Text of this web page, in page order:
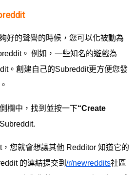
好的聲譽的時候，您可以化被動為
。 例如，一些知名的遊戲為
。創建自己的Subreddit更方便您發
欄中，找到並按一下“Create
您就會想讓其他 Redditor 知道它的
的連結提交到 /r/newreddits社區